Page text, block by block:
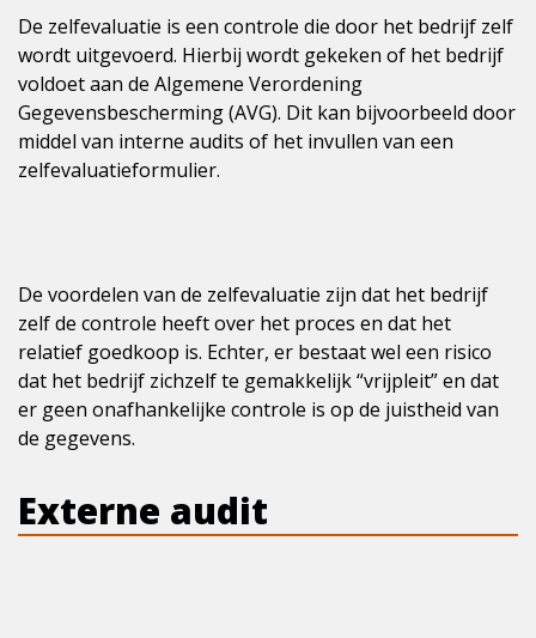
De zelfevaluatie is een controle die door het bedrijf zelf
wordt uitgevoerd. Hierbij wordt gekeken of het bedrijf
voldoet aan de Algemene Verordening
Gegevensbescherming (AVG). Dit kan bijvoorbeeld door
middel van interne audits of het invullen van een
zelfevaluatieformulier.
De voordelen van de zelfevaluatie zijn dat het bedrijf
zelf de controle heeft over het proces en dat het
relatief goedkoop is. Echter, er bestaat wel een risico
dat het bedrijf zichzelf te gemakkelijk “vrijpleit” en dat
er geen onafhankelijke controle is op de juistheid van
de gegevens.
Externe audit